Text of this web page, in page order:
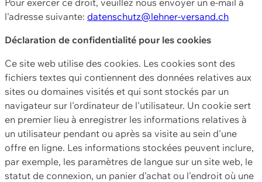
l'adresse suivante: datenschutz@lehner-versand.ch
Déclaration de confidentialité pour les cookies
Ce site web utilise des cookies. Les cookies sont des
fichiers textes qui contiennent des données relatives aux
sites ou domaines visités et qui sont stockés par un
navigateur sur l'ordinateur de l'utilisateur. Un cookie sert
en premier lieu à enregistrer les informations relatives à
un utilisateur pendant ou après sa visite au sein d'une
offre en ligne. Les informations stockées peuvent inclure,
par exemple, les paramètres de langue sur un site web, le
statut de connexion, un panier d'achat ou l'endroit où une